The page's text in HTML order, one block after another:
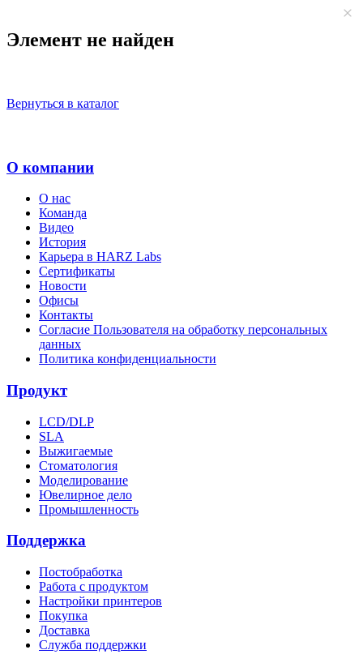
Элемент не найден
Вернуться в каталог
О компании
О нас
Команда
Видео
История
Карьера в HARZ Labs
Сертификаты
Новости
Офисы
Контакты
Согласие Пользователя на обработку персональных
данных
Политика конфиденциальности
Продукт
LCD/DLP
SLA
Выжигаемые
Стоматология
Моделирование
Ювелирное дело
Промышленность
Поддержка
Постобработка
Работа с продуктом
Настройки принтеров
Покупка
Доставка
Служба поддержки